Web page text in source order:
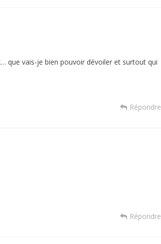
que vais-je bien pouvoir dévoiler et surtout qui
Répondre
Répondre